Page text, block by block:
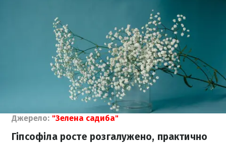
Джерело: "Зелена садиба"
Гіпсофіла росте розгалужено, практично